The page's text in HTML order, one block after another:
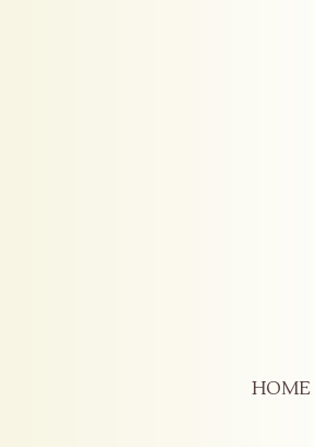
HOME